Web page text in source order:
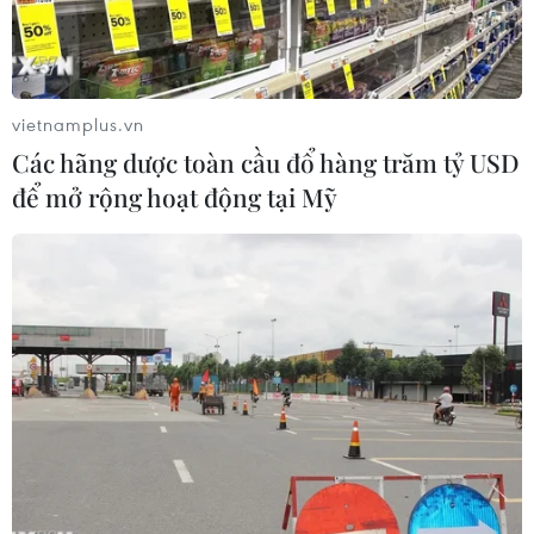
Mẫu xe của hãng Hyundai được giới thiệu tại Triển lãm ô tô
quốc tế Bắc Mỹ ở Detroit, Mỹ, ngày 16/1/2019. (Ảnh:
THX/TTXVN)
Hyundai Motor Co, nhà sản xuất ôtô hàng đầu
của Hàn Quốc, cho biết, doanh số bán các dòng
vietnamplus.vn
Các hãng dược toàn cầu đổ hàng trăm tỷ USD
để mở rộng hoạt động tại Mỹ